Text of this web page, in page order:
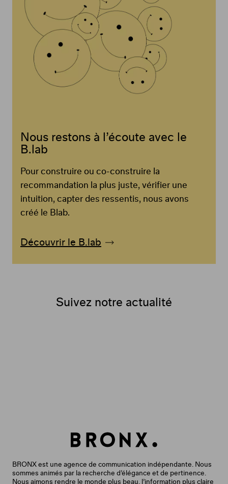
Nous restons à l’écoute avec le
B.lab
Pour construire ou co-construire la
recommandation la plus juste, vérifier une
intuition, capter des ressentis, nous avons
créé le Blab.
Découvrir le B.lab
BRONX est une agence de communication indépendante. Nous
sommes animés par la recherche d’élégance et de pertinence.
Nous aimons rendre le monde plus beau, l’information plus claire
Suivez notre actualité